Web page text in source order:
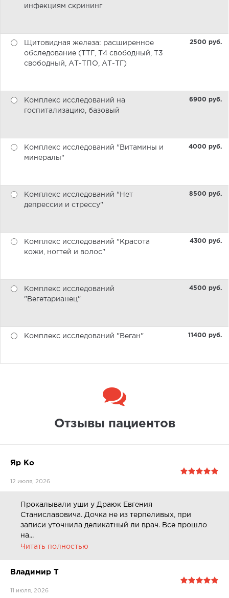
инфекциям скрининг
Щитовидная железа: расширенное
обследование (ТТГ, Т4 свободный, Т3
свободный, АТ-ТПО, АТ-ТГ)
2500 pуб.
Комплекс исследований на
госпитализацию, базовый
6900 pуб.
Комплекс исследований "Витамины и
минералы"
4000 pуб.
Комплекс исследований "Нет
депрессии и стрессу"
8500 pуб.
Комплекс исследований "Красота
кожи, ногтей и волос"
4300 pуб.
Комплекс исследований
"Вегетарианец"
4500 pуб.
Комплекс исследований "Веган" 11400 pуб.
Отзывы пациентов
Яр Ко
12 июля, 2026
Прокалывали уши у Драюк Евгения
Станиславовича. Дочка не из терпеливых, при
записи уточнила деликатный ли врач. Все прошло
на...
Читать полностью
Владимир Т
11 июля, 2026